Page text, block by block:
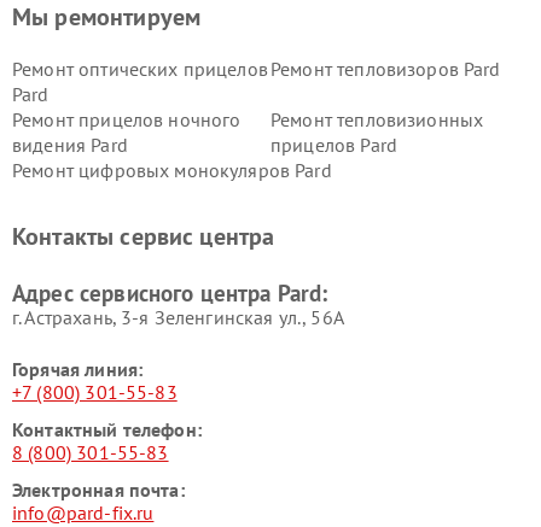
Мы ремонтируем
Ремонт оптических прицелов
Pard
Ремонт тепловизоров Pard
Ремонт прицелов ночного
видения Pard
Ремонт тепловизионных
прицелов Pard
Ремонт цифровых монокуляров Pard
Контакты сервис центра
Адрес сервисного центра Pard:
г. Астрахань, 3-я Зеленгинская ул., 56А
Горячая линия:
+7 (800) 301-55-83
Контактный телефон:
8 (800) 301-55-83
Электронная почта:
info@pard-fix.ru